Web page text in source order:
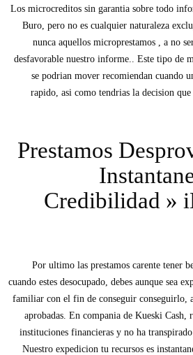
Los microcreditos sin garantia sobre todo
Buro, pero no es cualquier naturaleza
nunca aquellos microprestamos , a no
desfavorable nuestro informe.. Este tipo de
se podri­an mover recomiendan cuando
rapido, asi­ como tendri­as la decision
Prestamos
Credibilidad »
Por ultimo las prestamos carente tener
cuando estes desocupado, debes aunque sea
familiar con el fin de conseguir conseguirlo,
aprobadas. En compania de Kueski Cash,
instituciones financieras y no ha
Nuestro expedicion tu recursos es